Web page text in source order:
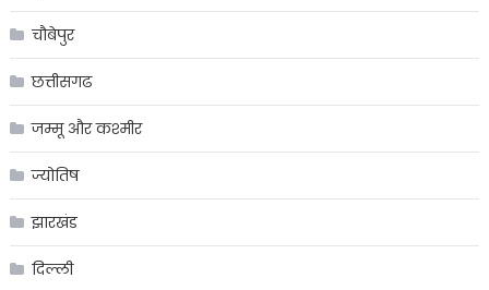
चौबेपुर
छत्तीसगढ
जम्मू और कश्मीर
ज्योतिष
झारखंड
दिल्ली